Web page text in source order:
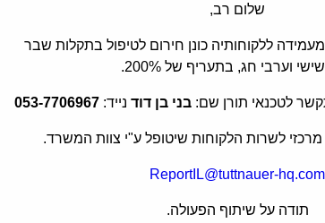
שלום רב,
ללקוחותיה כונן חירום לטיפול בתקלות שבר
וערבי חג, בתעריף של 200%.
לטכנאי תורן שם:בני בן דוד נייד:053-7706967
לשרות הלקוחות שיטופל ע"י צוות המשרד.
ReportIL@tuttnauer-hq.com
תודה על שיתוף הפעולה.